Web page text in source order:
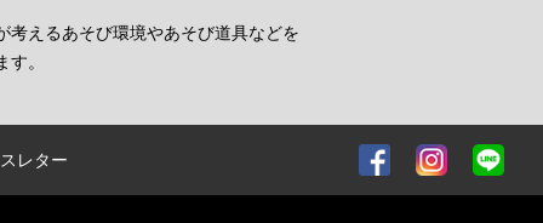
考えるあそび環境やあそび道具などを
す。
レター